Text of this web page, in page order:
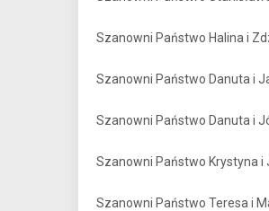
Szanowni Państwo Halina i
Szanowni Państwo Danuta i
Szanowni Państwo Danuta i
Szanowni Państwo Krystyna i
Szanowni Państwo Teresa i